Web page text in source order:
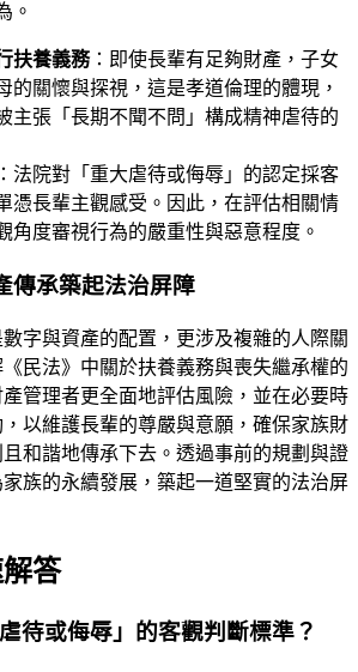
。
扶養義務：即使長輩有足夠財產，子女
的關懷與探視，這是孝道倫理的體現，
主張「長期不聞不問」構成精神虐待的
：法院對「重大虐待或侮辱」的認定採客
憑長輩主觀感受。因此，在評估相關情
角度審視行為的嚴重性與惡意程度。
傳承築起法治屏障
字與資產的配置，更涉及複雜的人際關
民法》中關於扶養義務與喪失繼承權的
管理者更全面地評估風險，並在必要時
以維護長輩的尊嚴與意願，確保家族財
和諧地傳承下去。透過事前的規劃與證
族的永續發展，築起一道堅實的法治屏
答
待或侮辱」的客觀判斷標準？